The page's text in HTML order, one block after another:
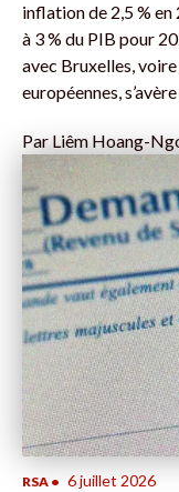
inflation de 2,5 %
à 3 % du PIB pour
avec Bruxelles,
européennes,
Par Liêm Hoang-
RSA • 6 juillet 2026